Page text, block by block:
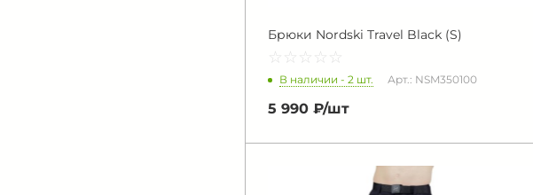
Брюки Nordski Travel Black (S)
☆ ☆ ☆ ☆ ☆
★ ★ ★ ★ ★
В наличии - 2 шт. Арт.: NSM350100
5 990 ₽/шт